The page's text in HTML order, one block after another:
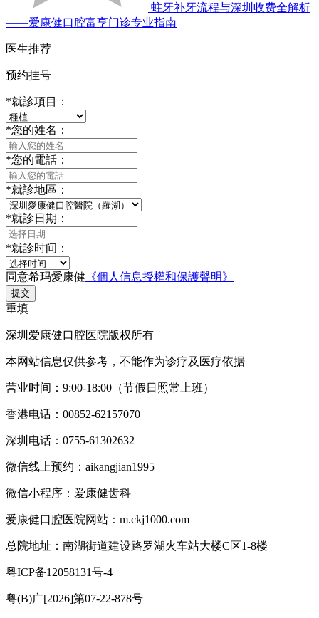
蛀牙补牙流程与深圳收费全解析
——爱康健口腔富亨门诊专业指南
医生推荐
预约挂号
*就診項目：
*您的姓名：
*您的電話：
*就診地區：
*就診日期：
*就診时间：
同意希玛愛康健 《個人信息授權和保護聲明》
提交
重填
深圳爱康健口腔医院版权所有
本网站信息仅供参考，不能作为诊疗及医疗依据
营业时间：9:00-18:00（节假日照常上班）
香港电话：00852-62157070
深圳电话：0755-61302632
微信线上预约：aikangjian1995
微信小程序：爱康健齿科
爱康健口腔医院网站：m.ckj1000.com
总院地址：南湖街道建设路罗湖火车站大楼C区1-8楼
粤ICP备12058131号-4
粤(B)广[2026]第07-22-878号